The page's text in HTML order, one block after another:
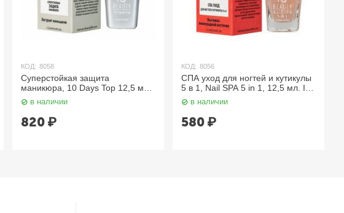
КОД: 8058
Суперстойкая защита
маникюра, 10 Days Top 12,5 мл.
IQ Beauty
в наличии
820 ₽
КОД: 8056
СПА уход для ногтей и кутикулы
5 в 1, Nail SPA 5 in 1, 12,5 мл. IQ
Beauty
в наличии
580 ₽